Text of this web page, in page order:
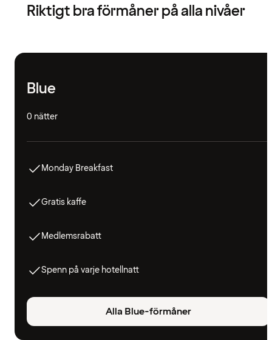
Riktigt bra förmåner på alla nivåer
Blue
0 nätter
Monday Breakfast
Gratis kaffe
Medlemsrabatt
Spenn på varje hotellnatt
Alla Blue-förmåner